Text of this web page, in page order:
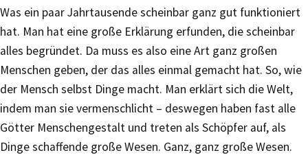
Was ein paar Jahrtausende scheinbar ganz gut funktioniert
hat. Man hat eine große Erklärung erfunden, die scheinbar
alles begründet. Da muss es also eine Art ganz großen
Menschen geben, der das alles einmal gemacht hat. So, wie
der Mensch selbst Dinge macht. Man erklärt sich die Welt,
indem man sie vermenschlicht – deswegen haben fast alle
Götter Menschengestalt und treten als Schöpfer auf, als
Dinge schaffende große Wesen. Ganz, ganz große Wesen.